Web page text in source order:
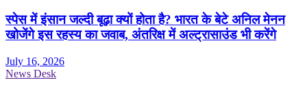
स्पेस में इंसान जल्दी बूढ़ा क्यों होता है? भारत के बेटे अनिल मेनन
खोजेंगे इस रहस्य का जवाब, अंतरिक्ष में अल्ट्रासाउंड भी करेंगे
July 16, 2026
News Desk